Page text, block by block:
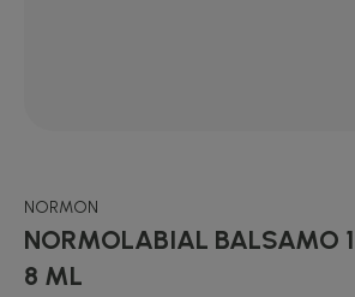
NORMON
NORMOLABIAL BALSAMO
8 ML